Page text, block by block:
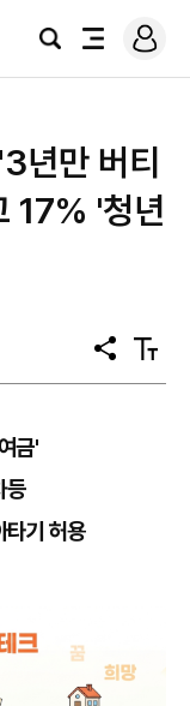
검
전
로
그
년만 버티
17% '청년
공
유
텍
스
금'
등
기 허용